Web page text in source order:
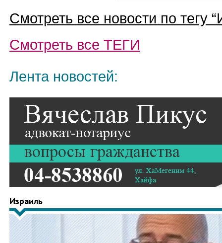
Смотреть все новости по тегу “
Смотреть все ТЕГИ
Лента новостей:
Израиль